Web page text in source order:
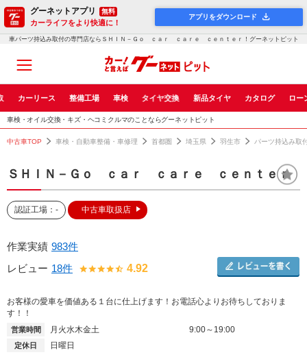
グーネットアプリ 無料
カーライフをより快適に！
アプリをダウンロード
車パーツ持込み取付の専門店ならＳＨＩＮ－Ｇｏ ｃａｒ ｃａｒｅ ｃｅｎｔｅｒ！グーネットピット
カーリース 整備工場 車検 タイヤ交換 新品タイヤ カタログ ロー
車検・オイル交換・キズ・ヘコミクルマのことならグーネットピット
中古車TOP 車検・自動車整備・車修理 首都圏 埼玉県 羽生市 パーツ持込み取
ＳＨＩＮ－Ｇｏ ｃａｒ ｃａｒｅ ｃｅｎｔｅｒ
認証工場：- 中古車取扱店
作業実績 983件
レビュー 18件 4.92
お客様の愛車を価値ある１台に仕上げます！お電話心よりお待ちしておりま
す！！
営業時間 月火水木金土 9:00～19:00
定休日 日曜日